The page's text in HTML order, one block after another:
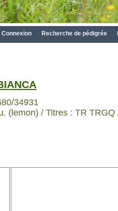
Connexion Recherche de pédigrée
34931
(lemon) / Titres : TR TRGQ